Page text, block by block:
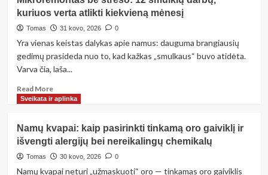
būdai
mažinti
sąskaitas
už
10
sprendimų,
verta
išbandyti
kuriuos verta atlikti kiekvieną mėnesį
Tomas 31 kovo, 2026 0
Yra vienas keistas dalykas apie namus: dauguma brangiausių
gedimų prasideda nuo to, kad kažkas „smulkaus“ buvo atidėta.
Varva čia, laša...
Read MoreRead
more
be
streso:
12
smulkių
Sveikata ir aplinka
Namų kvapai: kaip pasirinkti tinkamą oro gaiviklį ir
išvengti alergijų bei nereikalingų chemikalų
Tomas 30 kovo, 2026 0
Namų kvapai neturi „užmaskuoti“ oro — tinkamas oro gaiviklis